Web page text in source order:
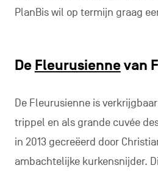
PlanBis wil op termijn graag
De Fleurusiennevan
De Fleurusienne is
trippel en als grande cuvée
in 2013 gecreëerd door
ambachtelijke kurkensnijder.